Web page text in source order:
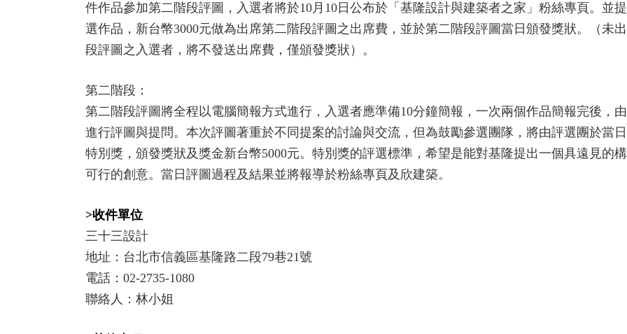
件作品參加第二階段評圖，入選者將於10月10日公布於「基隆設計與建築者之家」粉絲專頁。並
選作品，新台幣3000元做為出席第二階段評圖之出席費，並於第二階段評圖當日頒發獎狀。（未
段評圖之入選者，將不發送出席費，僅頒發獎狀）。
第二階段：
第二階段評圖將全程以電腦簡報方式進行，入選者應準備10分鐘簡報，一次兩個作品簡報完後，
進行評圖與提問。本次評圖著重於不同提案的討論與交流，但為鼓勵參選團隊，將由評選團於當
特別獎，頒發獎狀及獎金新台幣5000元。特別獎的評選標準，希望是能對基隆提出一個具遠見的
可行的創意。當日評圖過程及結果並將報導於粉絲專頁及欣建築。
>收件單位
三十三設計
地址：台北市信義區基隆路二段79巷21號
電話：02-2735-1080
聯絡人：林小姐